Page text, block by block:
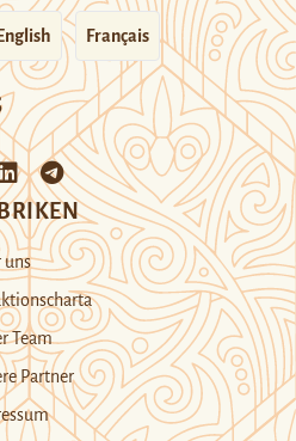
English Français
uns
Team
Partner